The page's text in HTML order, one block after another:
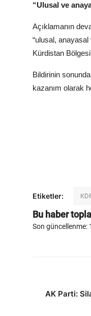
“Ulusal ve
Açıklamanın
“ulusal,
Kürdistan
Bildirinin
kazanım olarak
Etiketler:
Bu haber
Son güncellenme:
AK Parti: